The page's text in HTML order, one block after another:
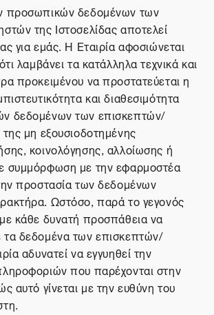
προσωπικών δεδομένων των
της Ιστοσελίδας αποτελεί
για εμάς. Η Εταιρία αφοσιώνεται
λαμβάνει τα κατάλληλα τεχνικά και
προκειμένου να προστατεύεται η
και διαθεσιμότητα
δεδομένων των επισκεπτών/
μη εξουσιοδοτημένης
κοινολόγησης, αλλοίωσης ή
συμμόρφωση με την εφαρμοστέα
προστασία των δεδομένων
Ωστόσο, παρά το γεγονός
κάθε δυνατή προσπάθεια να
δεδομένα των επισκεπτών/
αδυνατεί να εγγυηθεί την
που παρέχονται στην
αυτό γίνεται με την ευθύνη του